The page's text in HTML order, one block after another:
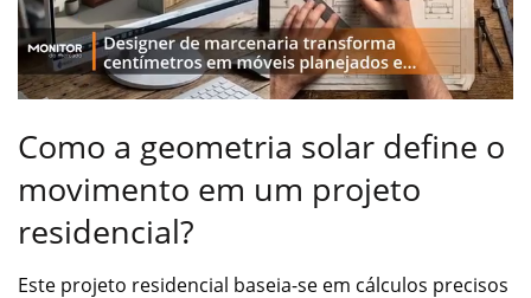
Como a geometria solar define o
movimento em um projeto
residencial?
Este projeto residencial baseia-se em cálculos precisos